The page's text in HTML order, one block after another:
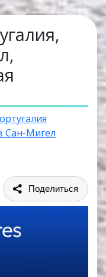
Сан-Мигел
Поделиться